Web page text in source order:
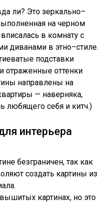
ли? Это зеркально–
на черном
в комнату с
диванами в этно–стиле.
подставки
отраженные оттенки
направлены на
— наверняка,
любящего себя и китч.)
интерьера
безграничен, так как
создать картины из
картинах, но это